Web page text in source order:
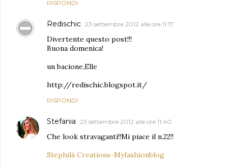
RISPONDI
Redischic 23 settembre 2012 alle ore 11:17
Divertente questo post!!!
Buona domenica!
un bacione,Elle
http://redischic.blogspot.it/
RISPONDI
Stefania 23 settembre 2012 alle ore 11:40
Che look stravaganti!!Mi piace il n.22!!
Stephilà Creations-Myfashionblog